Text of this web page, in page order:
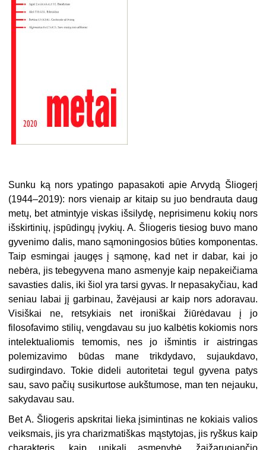
Sunku ką nors ypatingo papasakoti apie Arvydą Šliogerį
(1944–2019): nors vienaip ar kitaip su juo bendrauta daug
metų, bet atmintyje viskas išsilydę, neprisimenu kokių nors
išskirtinių, įspūdingų įvykių. A. Šliogeris tiesiog buvo mano
gyvenimo dalis, mano sąmoningosios būties komponentas.
Taip esmingai įaugęs į sąmonę, kad net ir dabar, kai jo
nebėra, jis tebegyvena mano asmenyje kaip nepakeičiama
savasties dalis, iki šiol yra tarsi gyvas. Ir nepasakyčiau, kad
seniau labai jį garbinau, žavėjausi ar kaip nors adoravau.
Visiškai ne, retsykiais net ironiškai žiūrėdavau į jo
filosofavimo stilių, vengdavau su juo kalbėtis kokiomis nors
intelektualiomis temomis, nes jo išmintis ir aistringas
polemizavimo būdas mane trikdydavo, sujaukdavo,
sudirgindavo. Tokie dideli autoritetai tegul gyvena patys
sau, savo pačių susikurtose aukštumose, man ten nejauku,
sakydavau sau.
Bet A. Šliogeris apskritai lieka įsimintinas ne kokiais valios
veiksmais, jis yra charizmatiškas mąstytojas, jis ryškus kaip
charakteris, kaip unikali asmenybė, žaižaruojančio